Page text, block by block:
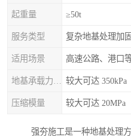
起重量 ≥50t
服务类型 复杂地基处理加固
适用场景 高速公路、港口
较大可达 350kPa
压缩模量 较大可达 20MPa
强夯施工是一种地基处理